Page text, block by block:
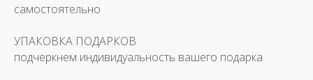
самостоятельно
УПАКОВКА ПОДАРКОВ
подчеркнем индивидуальность вашего подарка